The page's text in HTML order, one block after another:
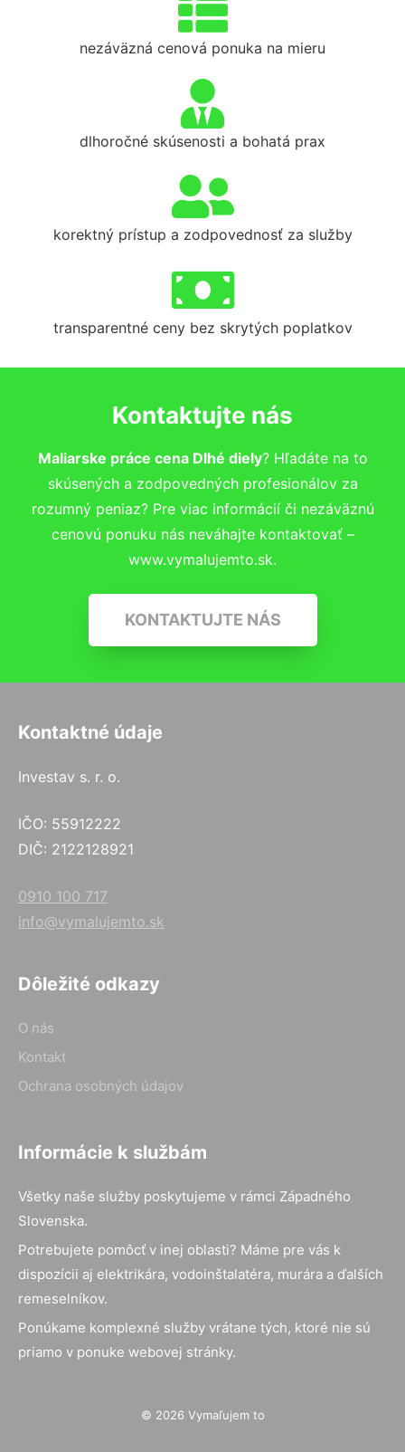
nezáväzná cenová ponuka na mieru
dlhoročné skúsenosti a bohatá prax
korektný prístup a zodpovednosť za služby
transparentné ceny bez skrytých poplatkov
Kontaktujte nás
Maliarske práce cena Dlhé diely? Hľadáte na to
skúsených a zodpovedných profesionálov za
rozumný peniaz? Pre viac informácií či nezáväznú
cenovú ponuku nás neváhajte kontaktovať –
www.vymalujemto.sk.
KONTAKTUJTE NÁS
Kontaktné údaje
Investav s. r. o.
IČO: 55912222
DIČ: 2122128921
0910 100 717
info@vymalujemto.sk
Dôležité odkazy
O nás
Kontakt
Ochrana osobných údajov
Informácie k službám
Všetky naše služby poskytujeme v rámci Západného
Slovenska.
Potrebujete pomôcť v inej oblasti? Máme pre vás k
dispozícii aj elektrikára, vodoinštalatéra, murára a ďalších
remeselníkov.
Ponúkame komplexné služby vrátane tých, ktoré nie sú
priamo v ponuke webovej stránky.
© 2026 Vymaľujem to